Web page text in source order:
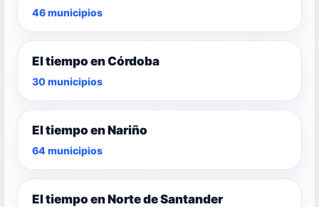
46 municipios
El tiempo en Córdoba
30 municipios
El tiempo en Nariño
64 municipios
El tiempo en Norte de Santander